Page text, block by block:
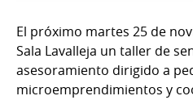
El próximo martes 25 de
Sala Lavalleja un taller de
asesoramiento dirigido a
microemprendimientos y